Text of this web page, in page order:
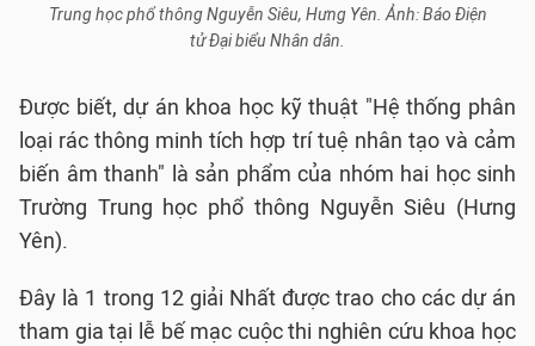
Trung học phổ thông Nguyễn Siêu, Hưng Yên. Ảnh: Báo Điện
tử Đại biểu Nhân dân.
Được biết, dự án khoa học kỹ thuật "Hệ thống phân
loại rác thông minh tích hợp trí tuệ nhân tạo và cảm
biến âm thanh" là sản phẩm của nhóm hai học sinh
Trường Trung học phổ thông Nguyễn Siêu (Hưng
Yên).
Đây là 1 trong 12 giải Nhất được trao cho các dự án
tham gia tại lễ bế mạc cuộc thi nghiên cứu khoa học